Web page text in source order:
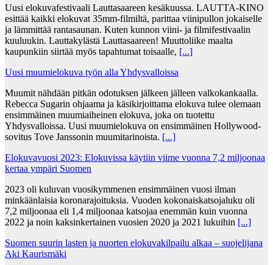
Uusi elokuvafestivaali Lauttasaareen kesäkuussa. LAUTTA-KINO
esittää kaikki elokuvat 35mm-filmiltä, parittaa viinipullon jokaiselle
ja lämmittää rantasaunan. Kuten kunnon viini- ja filmifestivaalin
kuuluukin. Lauttakylästä Lauttasaareen! Muuttoliike maalta
kaupunkiin siirtää myös tapahtumat toisaalle, [...]
Uusi muumielokuva työn alla Yhdysvalloissa
Muumit nähdään pitkän odotuksen jälkeen jälleen valkokankaalla.
Rebecca Sugarin ohjaama ja käsikirjoittama elokuva tulee olemaan
ensimmäinen muumiaiheinen elokuva, joka on tuotettu
Yhdysvalloissa. Uusi muumielokuva on ensimmäinen Hollywood-
sovitus Tove Janssonin muumitarinoista. [...]
Elokuvavuosi 2023: Elokuvissa käytiin viime vuonna 7,2 miljoonaa
kertaa ympäri Suomen
2023 oli kuluvan vuosikymmenen ensimmäinen vuosi ilman
minkäänlaisia koronarajoituksia. Vuoden kokonaiskatsojaluku oli
7,2 miljoonaa eli 1,4 miljoonaa katsojaa enemmän kuin vuonna
2022 ja noin kaksinkertainen vuosien 2020 ja 2021 lukuihin [...]
Suomen suurin lasten ja nuorten elokuvakilpailu alkaa – suojelijana
Aki Kaurismäki